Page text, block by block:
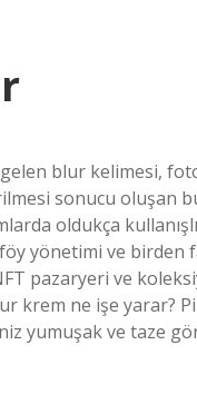
gelen blur kelimesi,
sonucu oluşan
oldukça
yönetimi ve birden
pazaryeri ve
krem ne işe yarar?
yumuşak ve taze